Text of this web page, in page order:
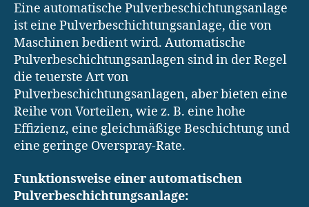
Eine automatische Pulverbeschichtungsanlage
ist eine Pulverbeschichtungsanlage, die von
Maschinen bedient wird. Automatische
Pulverbeschichtungsanlagen sind in der Regel
die teuerste Art von
Pulverbeschichtungsanlagen, aber bieten eine
Reihe von Vorteilen, wie z. B. eine hohe
Effizienz, eine gleichmäßige Beschichtung und
eine geringe Overspray-Rate.
Funktionsweise einer automatischen
Pulverbeschichtungsanlage: